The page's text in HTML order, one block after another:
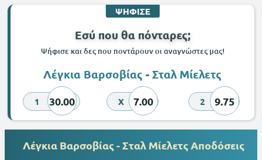
ΨΗΦΙΣΕ
Εσύ που θα πόνταρες;
Ψήφισε και δες που ποντάρουν οι αναγνώστες μας!
Λέγκια Βαρσοβίας - Σταλ Μίελετς
1 30.00 X 7.00 2 9.75
Λέγκια Βαρσοβίας - Σταλ Μίελετς Αποδόσεις